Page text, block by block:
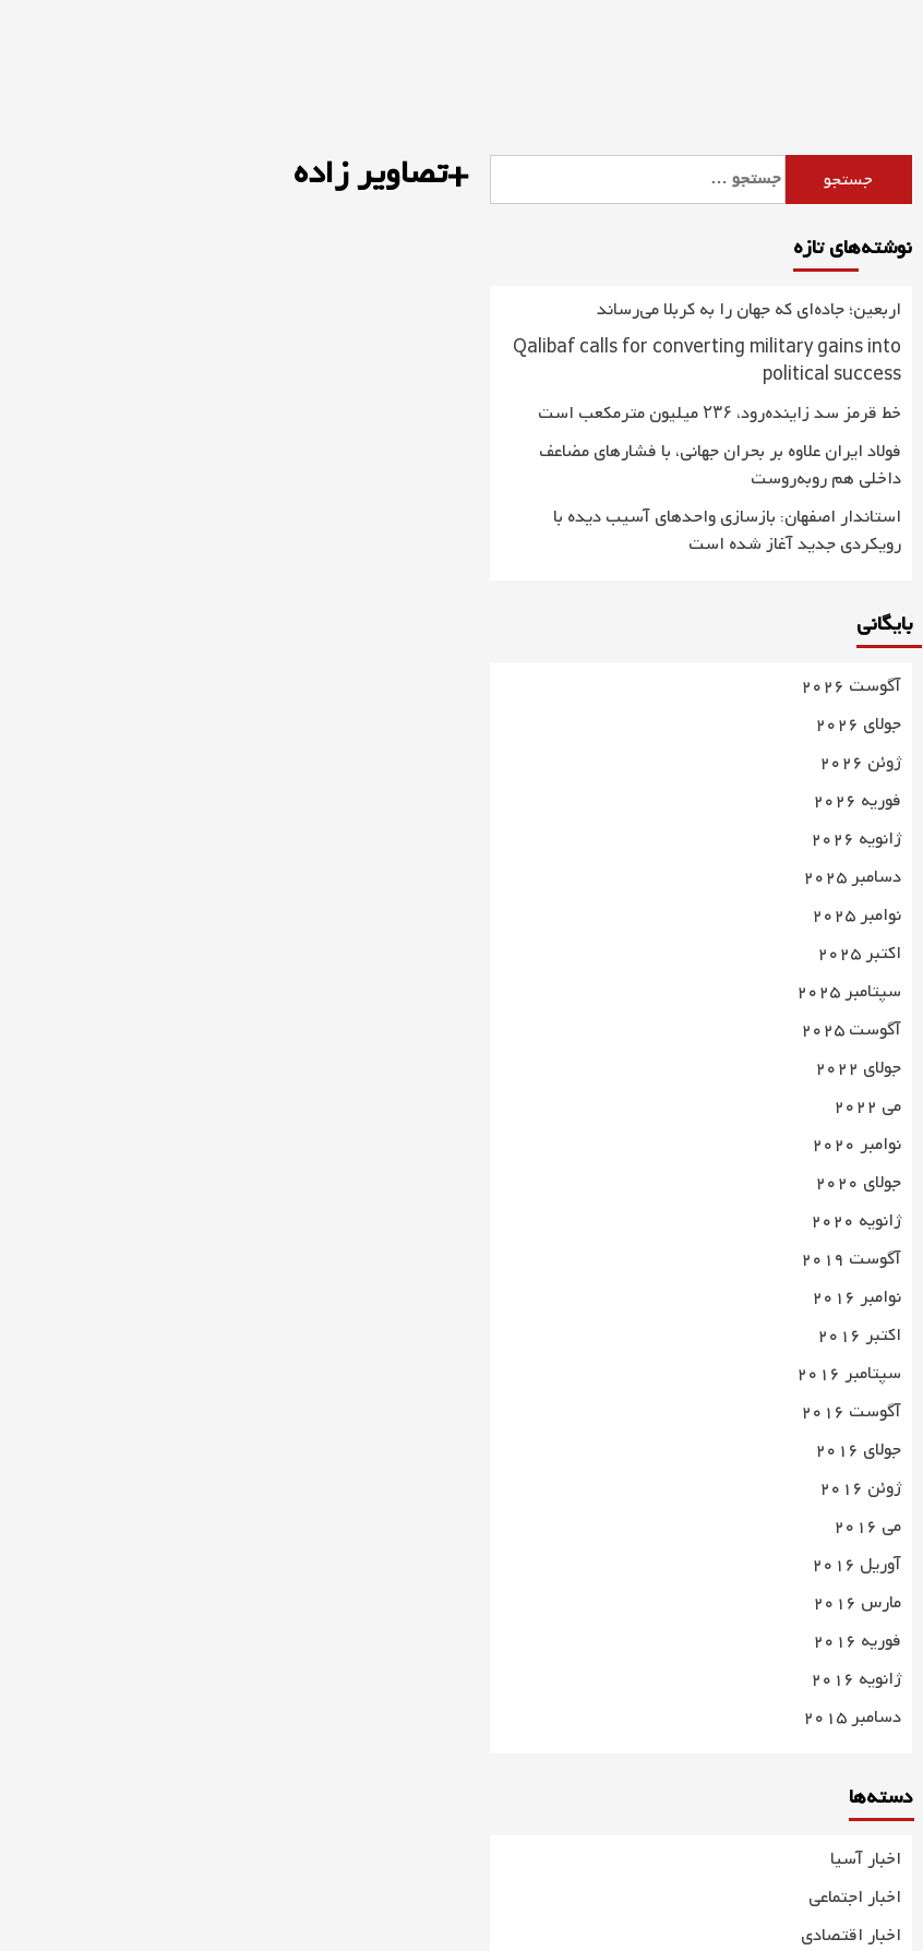
+تصاویر زاده
برای:
نوشته‌های تازه
اربعین؛ جاده‌ای که جهان را به کربلا می‌رساند
Qalibaf calls for converting military gains into
political success
خط قرمز سد زاینده‌رود، ۲۳۶ میلیون مترمکعب است
فولاد ایران علاوه بر بحران جهانی، با فشارهای مضاعف
داخلی هم روبه‌روست
استاندار اصفهان: بازسازی واحدهای آسیب دیده با
رویکردی جدید آغاز شده است
بایگانی
آگوست 2026
جولای 2026
ژوئن 2026
فوریه 2026
ژانویه 2026
دسامبر 2025
نوامبر 2025
اکتبر 2025
سپتامبر 2025
آگوست 2025
جولای 2022
می 2022
نوامبر 2020
جولای 2020
ژانویه 2020
آگوست 2019
نوامبر 2016
اکتبر 2016
سپتامبر 2016
آگوست 2016
جولای 2016
ژوئن 2016
می 2016
آوریل 2016
مارس 2016
فوریه 2016
ژانویه 2016
دسامبر 2015
دسته‌ها
اخبار آسیا
اخبار اجتماعی
اخبار اقتصادی